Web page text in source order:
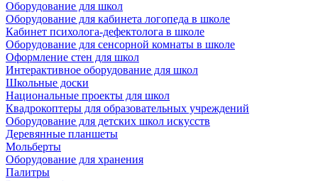
Оборудование для школ
Оборудование для кабинета логопеда в школе
Кабинет психолога-дефектолога в школе
Оборудование для сенсорной комнаты в школе
Оформление стен для школ
Интерактивное оборудование для школ
Школьные доски
Национальные проекты для школ
Квадрокоптеры для образовательных учреждений
Оборудование для детских школ искусств
Деревянные планшеты
Мольберты
Оборудование для хранения
Палитры